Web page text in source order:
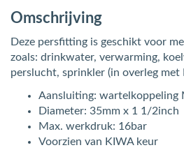
Omschrijving
Deze persfitting is geschikt voor
zoals: drinkwater, verwarming,
perslucht, sprinkler (in overleg met
Aansluiting: wartelkoppeling
Diameter: 35mm x 1 1/2inch
Max. werkdruk: 16bar
Voorzien van KIWA keur